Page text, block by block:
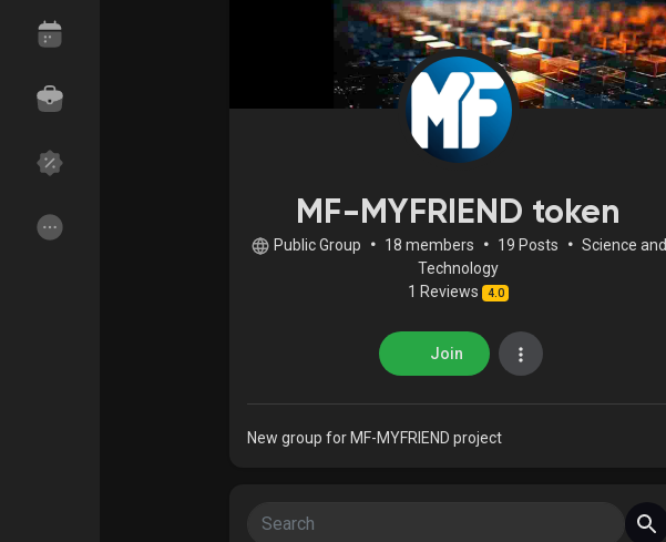
My Products
My Groups
MF-MYFRIEND token
Public Group • 18 members • 19 Posts • Science and
Technology
1 Reviews 4.0
Join
New group for MF-MYFRIEND project